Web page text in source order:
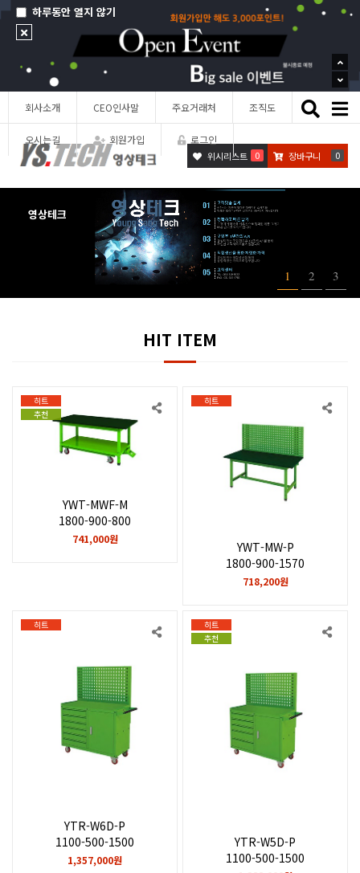
하루동안 열지 않기
회사소개 CEO인사말 주요거래처 조직도
오시는길 회원가입 로그인
Toggle
위시리스트 0 장바구니 0
영상테크
1 2 3
HIT ITEM
히트
추천
YWT-MWF-M
1800-900-800
741,000원
히트
YWT-MW-P
1800-900-1570
718,200원
히트
YTR-W6D-P
1100-500-1500
1,357,000원
히트
추천
YTR-W5D-P
1100-500-1500